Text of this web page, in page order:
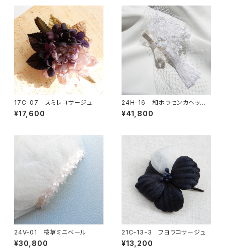
17C-07 スミレコサージュ
¥17,600
24H-16 和ホウセンカヘッドド
レス
¥41,800
24V-01 桜草ミニベール
¥30,800
21C-13-3 フヨウコサージュ
¥13,200